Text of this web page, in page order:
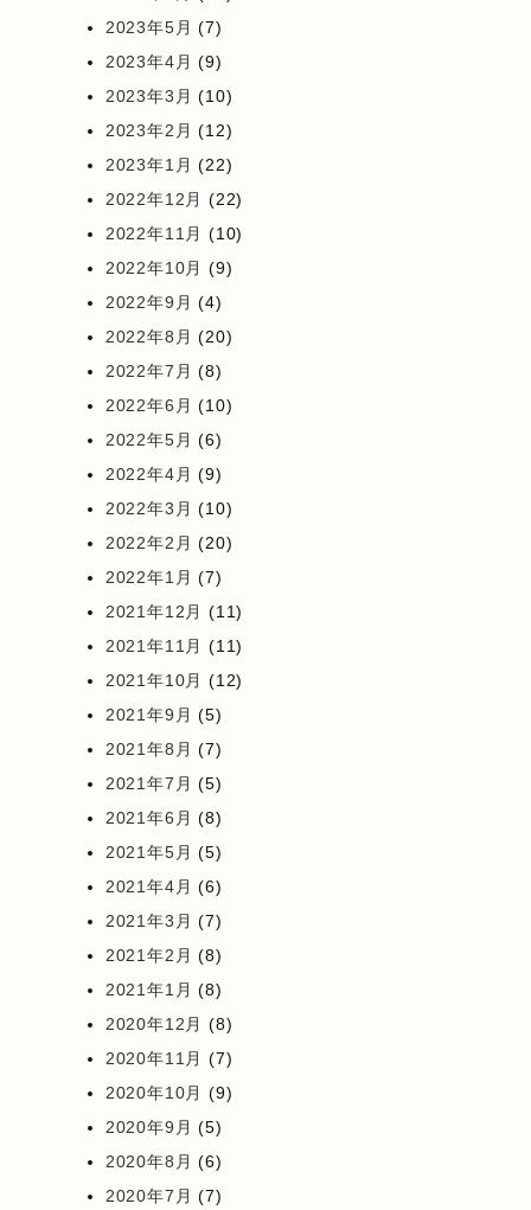
2023年5月 (7)
2023年4月 (9)
2023年3月 (10)
2023年2月 (12)
2023年1月 (22)
2022年12月 (22)
2022年11月 (10)
2022年10月 (9)
2022年9月 (4)
2022年8月 (20)
2022年7月 (8)
2022年6月 (10)
2022年5月 (6)
2022年4月 (9)
2022年3月 (10)
2022年2月 (20)
2022年1月 (7)
2021年12月 (11)
2021年11月 (11)
2021年10月 (12)
2021年9月 (5)
2021年8月 (7)
2021年7月 (5)
2021年6月 (8)
2021年5月 (5)
2021年4月 (6)
2021年3月 (7)
2021年2月 (8)
2021年1月 (8)
2020年12月 (8)
2020年11月 (7)
2020年10月 (9)
2020年9月 (5)
2020年8月 (6)
2020年7月 (7)